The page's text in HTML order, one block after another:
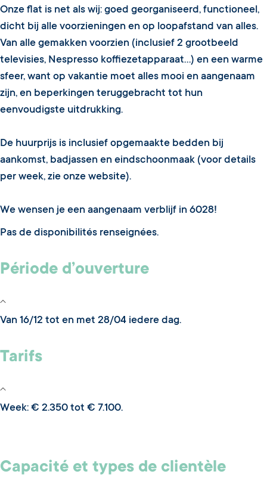
Onze flat is net als wij: goed georganiseerd, functioneel,
dicht bij alle voorzieningen en op loopafstand van alles.
Van alle gemakken voorzien (inclusief 2 grootbeeld
televisies, Nespresso koffiezetapparaat...) en een warme
sfeer, want op vakantie moet alles mooi en aangenaam
zijn, en beperkingen teruggebracht tot hun
eenvoudigste uitdrukking.
De huurprijs is inclusief opgemaakte bedden bij
aankomst, badjassen en eindschoonmaak (voor details
per week, zie onze website).
We wensen je een aangenaam verblijf in 6028!
Pas de disponibilités renseignées.
Période d’ouverture
Van 16/12 tot en met 28/04 iedere dag.
Tarifs
Week: € 2.350 tot € 7.100.
Capacité et types de clientèle